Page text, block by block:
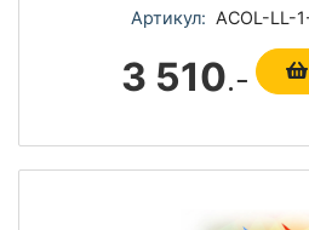
Артикул: ACOL-LL-
3 510.-